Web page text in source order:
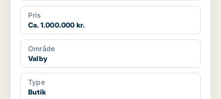
Pris
Ca. 1.000.000 kr.
Område
Valby
Type
Butik